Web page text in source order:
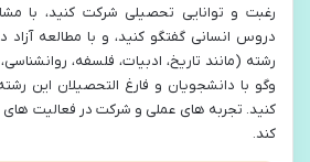
رغبت و توانایی تحصیلی شرکت کنید، با
دروس انسانی گفتگو کنید، و با مطالعه آزاد
رشته (مانند تاریخ، ادبیات، فلسفه،
وگو با دانشجویان و فارغ التحصیلان این
کنید. تجربه های عملی و شرکت در فعالیت
کند.